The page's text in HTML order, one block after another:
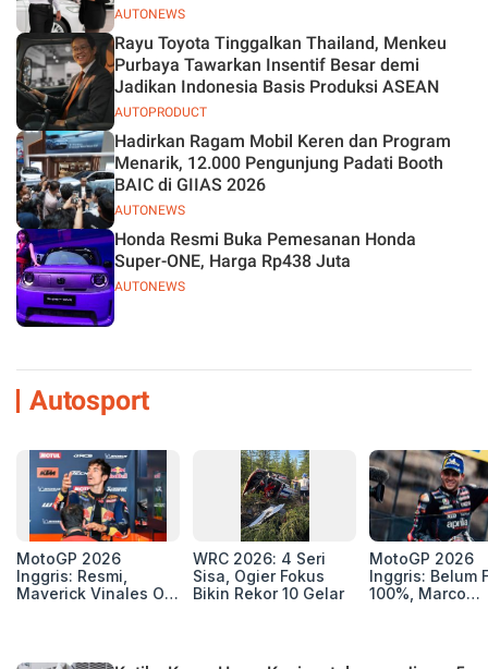
AUTONEWS
AUTOPRODUCT
Rayu Toyota Tinggalkan Thailand, Menkeu
Purbaya Tawarkan Insentif Besar demi
Jadikan Indonesia Basis Produksi ASEAN
AUTONEWS
Hadirkan Ragam Mobil Keren dan Program
Menarik, 12.000 Pengunjung Padati Booth
BAIC di GIIAS 2026
AUTONEWS
Honda Resmi Buka Pemesanan Honda
Super-ONE, Harga Rp438 Juta
Autosport
MotoGP 2026
Inggris: Resmi,
Maverick Vinales Out
Selanjutnya Belum
WRC 2026: 4 Seri
Sisa, Ogier Fokus
Bikin Rekor 10 Gelar
MotoGP 2026
Inggris: Belum
100%, Marco